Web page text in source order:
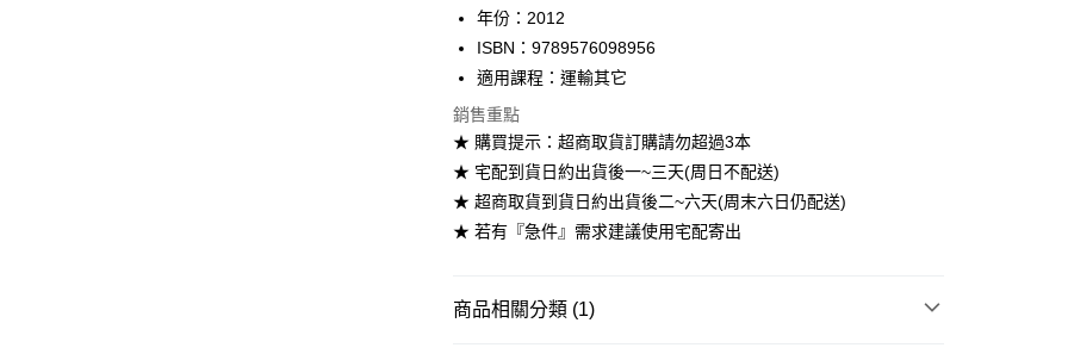
運送方式
每筆NT$60
付款後全家取貨
每筆NT$60
年份：2012
ISBN：9789576098956
適用課程：運輸其它
銷售重點
★ 購買提示：超商取貨訂購請勿超過3本
★ 宅配到貨日約出貨後一~三天(周日不配送)
★ 超商取貨到貨日約出貨後二~六天(周末六日仍配送)
★ 若有『急件』需求建議使用宅配寄出
商品相關分類 (1)